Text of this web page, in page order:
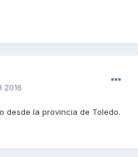
2016
desde la provincia de Toledo.